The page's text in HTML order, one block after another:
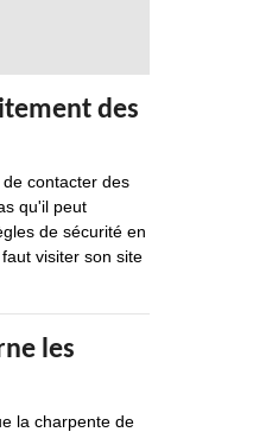
des
contacter des
qu'il peut
de sécurité en
visiter son site
les
la charpente de